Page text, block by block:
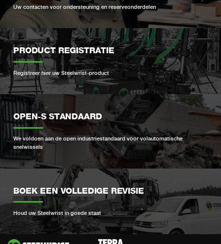
Uw contacten voor ondersteuning en reserveonderdelen
PRODUCT REGISTRATIE
Registreer hier uw Steelwrist-product
OPEN-S STANDAARD
We voldoen aan de open industriestandaard voor volautomatische
snelwissels
BOEK EEN VOLLEDIGE REVISIE
Houd uw Steelwrist in goede staat